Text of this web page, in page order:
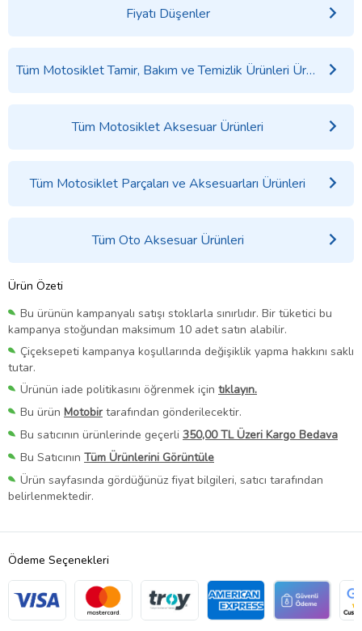
Fiyatı Düşenler
Tüm Motosiklet Tamir, Bakım ve Temizlik Ürünleri Ürünleri
Tüm Motosiklet Aksesuar Ürünleri
Tüm Motosiklet Parçaları ve Aksesuarları Ürünleri
Tüm Oto Aksesuar Ürünleri
Ürün Özeti
Bu ürünün kampanyalı satışı stoklarla sınırlıdır. Bir tüketici bu
kampanya stoğundan maksimum 10 adet satın alabilir.
Çiçeksepeti kampanya koşullarında değişiklik yapma hakkını saklı
tutar.
Ürünün iade politikasını öğrenmek için tıklayın.
Bu ürün Motobir tarafından gönderilecektir.
Bu satıcının ürünlerinde geçerli 350,00 TL Üzeri Kargo Bedava
Bu Satıcının Tüm Ürünlerini Görüntüle
Ürün sayfasında gördüğünüz fiyat bilgileri, satıcı tarafından
belirlenmektedir.
Ödeme Seçenekleri